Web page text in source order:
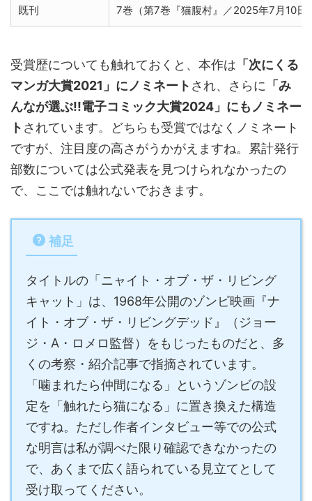
既刊 7巻（第7巻『猫腹村』／2025年7月10日
受賞歴についても触れておくと、本作は 「次にくる
マンガ大賞2021」にノミネート され、さらに 「み
んなが選ぶ!!電子コミック大賞2024」にもノミネー
ト されています。どちらも受賞ではなくノミネート
ですが、注目度の高さがうかがえますね。累計発行
部数については公式発表を見つけられなかったの
で、ここでは触れないでおきます。
補足
タイトルの「ニャイト・オブ・ザ・リビング
キャット」は、1968年公開のゾンビ映画『ナ
イト・オブ・ザ・リビングデッド』（ジョー
ジ・A・ロメロ監督）をもじったものだと、多
くの考察・紹介記事で指摘されています。
「噛まれたら仲間になる」というゾンビの設
定を「触れたら猫になる」に置き換えた構造
ですね。ただし作者インタビュー等での公式
な明言は私が調べた限り確認できなかったの
で、あくまで広く語られている見立てとして
受け取ってください。